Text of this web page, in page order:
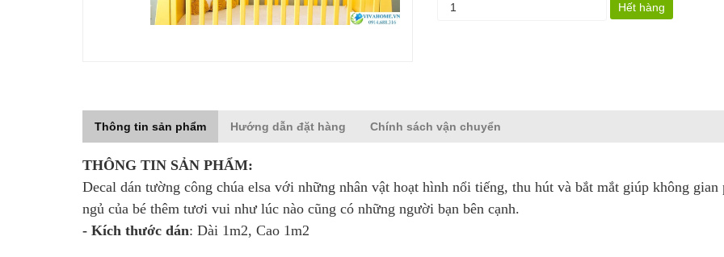
Hết hàng
Thông tin sản phẩm Hướng dẫn đặt hàng Chính sách vận chuyển
THÔNG TIN SẢN PHẨM:
Decal dán tường công chúa elsa với những nhân vật hoạt hình nổi tiếng, thu hút và bắt mắt giúp không gian
ngủ của bé thêm tươi vui như lúc nào cũng có những người bạn bên cạnh.
- Kích thước dán: Dài 1m2, Cao 1m2